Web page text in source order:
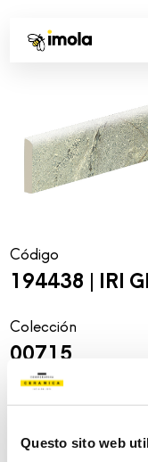
Questo sito web
Código
194438 | IRI
Colección
00715
Color:
Verde
Tipo:
Pizas especiales